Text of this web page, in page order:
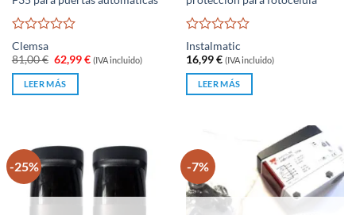
Valorado
con
0
5
Clemsa
81,00€ El
precio
original
era:
81,00 €.
62,99€El
precio
(IVA incluido)
LEER MÁS
Valorado
con
0
5
Instalmatic
16,99€ (IVA incluido)
LEER MÁS
-25% -7%